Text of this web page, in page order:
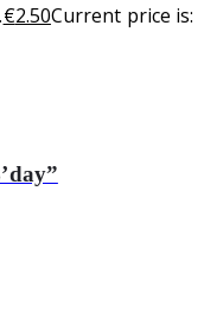
€2.50Current price is: